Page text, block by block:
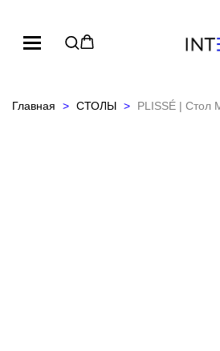
Главная СТОЛЫ PLISSÉ | Стол